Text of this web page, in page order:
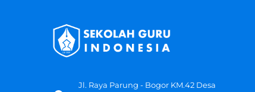
Jl. Raya Parung - Bogor KM.42 Desa